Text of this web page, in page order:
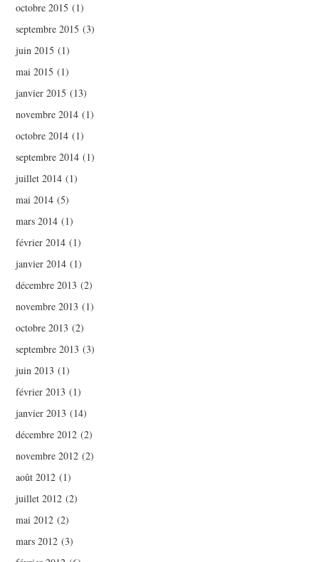
octobre 2015 (1)
septembre 2015 (3)
juin 2015 (1)
mai 2015 (1)
janvier 2015 (13)
novembre 2014 (1)
octobre 2014 (1)
septembre 2014 (1)
juillet 2014 (1)
mai 2014 (5)
mars 2014 (1)
février 2014 (1)
janvier 2014 (1)
décembre 2013 (2)
novembre 2013 (1)
octobre 2013 (2)
septembre 2013 (3)
juin 2013 (1)
février 2013 (1)
janvier 2013 (14)
décembre 2012 (2)
novembre 2012 (2)
août 2012 (1)
juillet 2012 (2)
mai 2012 (2)
mars 2012 (3)